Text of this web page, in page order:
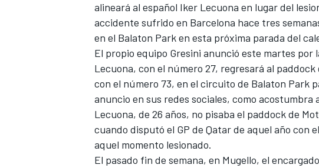
alineará al español Iker Lecuona en lugar del
accidente sufrido en Barcelona hace tres
en el Balaton Park en esta próxima parada del
El propio equipo Gresini anunció este martes
Lecuona, con el número 27, regresará al
con el número 73, en el circuito de Balaton Park
anuncio en sus redes sociales, como acostumbra
Lecuona, de 26 años, no pisaba el paddock de
cuando disputó el GP de Qatar de aquel año con
aquel momento lesionado.
El pasado fin de semana, en Mugello, el